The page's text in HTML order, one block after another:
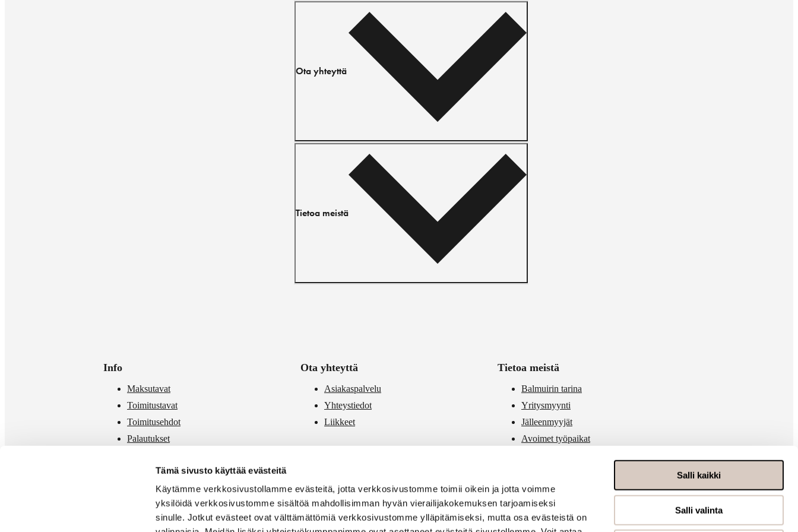
Tämä sivusto käyttää evästeitä
Käytämme verkkosivustollamme evästeitä, jotta verkkosivustomme toimii oikein ja jotta voimme
yksilöidä verkkosivustomme sisältöä mahdollisimman hyvän vierailijakokemuksen tarjoamiseksi
sinulle. Jotkut evästeet ovat välttämättömiä verkkosivustomme ylläpitämiseksi, mutta osa evästeistä on
Salli kaikki
Salli valinta
Ota yhteyttä
Tietoa meistä
Info
Maksutavat
Toimitustavat
Toimitusehdot
Palautukset
Ota yhteyttä
Asiakaspalvelu
Yhteystiedot
Liikkeet
Tietoa meistä
Balmuirin tarina
Yritysmyynti
Jälleenmyyjät
Avoimet työpaikat